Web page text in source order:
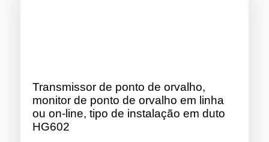
Transmissor de ponto de orvalho,
monitor de ponto de orvalho em linha
ou on-line, tipo de instalação em duto
HG602